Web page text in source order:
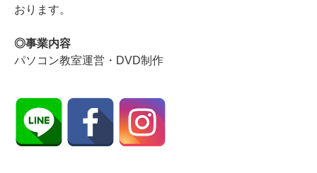
おります。
◎事業内容
パソコン教室運営・DVD制作